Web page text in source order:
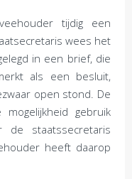
tijdig een
wees het
in een brief, die
als een besluit,
open stond. De
gebruik
de staatssecretaris
heeft daarop